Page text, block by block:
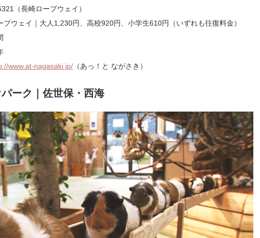
（長崎ロープウェイ）
プウェイ｜大人1,230円、高校920円、小学生610円（いずれも往復料金）
www.at-nagasaki.jp/ （あっ！と ながさき）
ーク｜佐世保・西海